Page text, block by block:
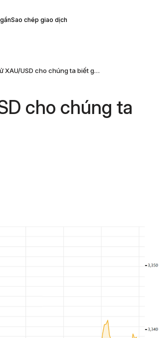
Sao chép giao dịch
Dữ liệu lịch sử XAU/USD cho chúng ta biết gì về vàng
cho chúng ta